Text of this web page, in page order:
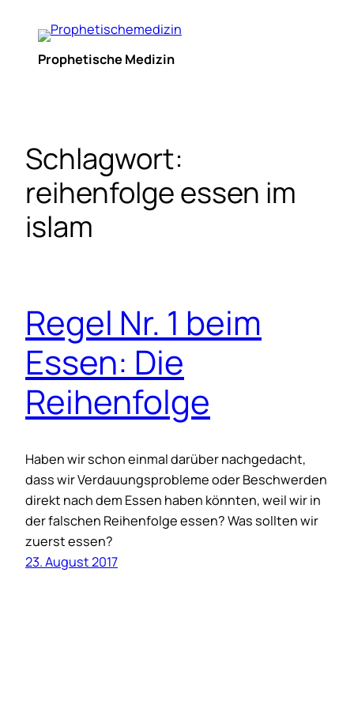
Inhalt
springenProphetische Medizin
Schlagwort:
reihenfolge essen im
islam
Regel Nr. 1 beim
Essen: Die
Reihenfolge
Haben wir schon einmal darüber nachgedacht,
dass wir Verdauungsprobleme oder Beschwerden
direkt nach dem Essen haben könnten, weil wir in
der falschen Reihenfolge essen? Was sollten wir
zuerst essen?
23. August 2017